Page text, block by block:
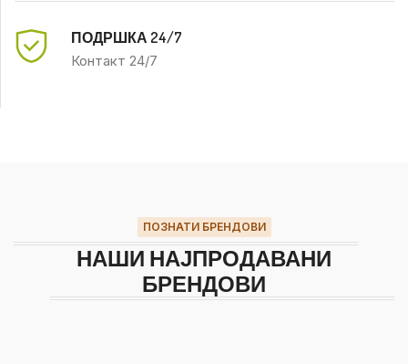
ПОДРШКА 24/7
Контакт 24/7
ПОЗНАТИ БРЕНДОВИ
НАШИ НАЈПРОДАВАНИ
БРЕНДОВИ